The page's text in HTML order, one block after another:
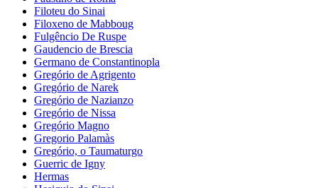
Filoteu do Sinai
Filoxeno de Mabboug
Fulgêncio De Ruspe
Gaudencio de Brescia
Germano de Constantinopla
Gregório de Agrigento
Gregório de Narek
Gregório de Nazianzo
Gregório de Nissa
Gregório Magno
Gregorio Palamàs
Gregório, o Taumaturgo
Guerric de Igny
Hermas